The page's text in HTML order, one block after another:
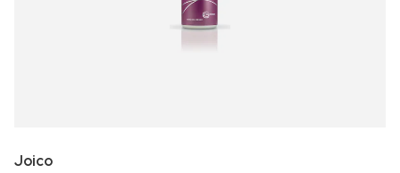
Joico